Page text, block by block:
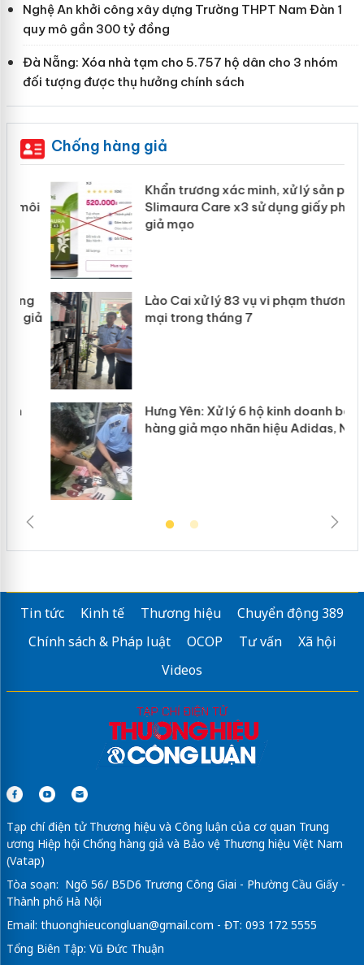
Nghệ An khởi công xây dựng Trường THPT Nam Đàn 1
quy mô gần 300 tỷ đồng
Đà Nẵng: Xóa nhà tạm cho 5.757 hộ dân cho 3 nhóm
đối tượng được thụ hưởng chính sách
Chống hàng giả
Khẩn trương xác minh, xử lý sản phẩm
Slimaura Care x3 sử dụng giấy phép
giả mạo
Lào Cai xử lý 83 vụ vi phạm thương
mại trong tháng 7
Hưng Yên: Xử lý 6 hộ kinh doanh bán
hàng giả mạo nhãn hiệu Adidas, Nike
Tin tức Kinh tế Thương hiệu
Chuyển động 389
Chính sách & Pháp luật
OCOP Tư vấn
Xã hội
Videos
Tạp chí điện tử Thương hiệu và Công luận của cơ quan Trung
ương Hiệp hội Chống hàng giả và Bảo vệ Thương hiệu Việt Nam
(Vatap)
Tòa soạn: Ngõ 56/ B5D6 Trương Công Giai - Phường Cầu Giấy -
Thành phố Hà Nội
Email: thuonghieucongluan@gmail.com - ĐT: 093 172 5555
Tổng Biên Tập: Vũ Đức Thuận